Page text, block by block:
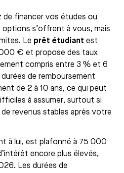
de financer vos études ou
s’offrent à vous, mais
Le prêt étudiant est
€ et propose des taux
compris entre 3 % et 6
de remboursement
de 2 à 10 ans, ce qui peut
à assumer, surtout si
revenus stables après votre
à lui, est plafonné à 75 000
encore plus élevés,
Les durées de